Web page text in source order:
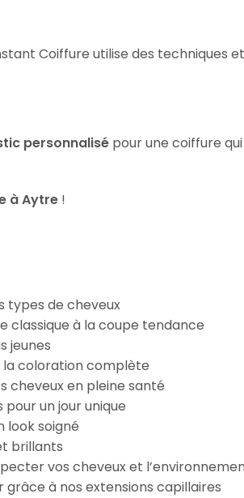
Coiffure utilise des techniques
personnalisé pour une coiffure
à Aytre !
types de cheveux
classique à la coupe tendance
jeunes
la coloration complète
cheveux en pleine santé
un jour unique
look soigné
brillants
vos cheveux et
grâce à nos extensions capillaires